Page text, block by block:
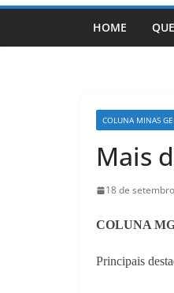
HOME
COLUNA MINAS
Mais
18 de
COLUNA
Principais